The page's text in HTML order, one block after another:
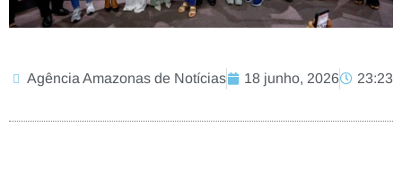
Agência Amazonas de Notícias 18 junho, 2026 23:23